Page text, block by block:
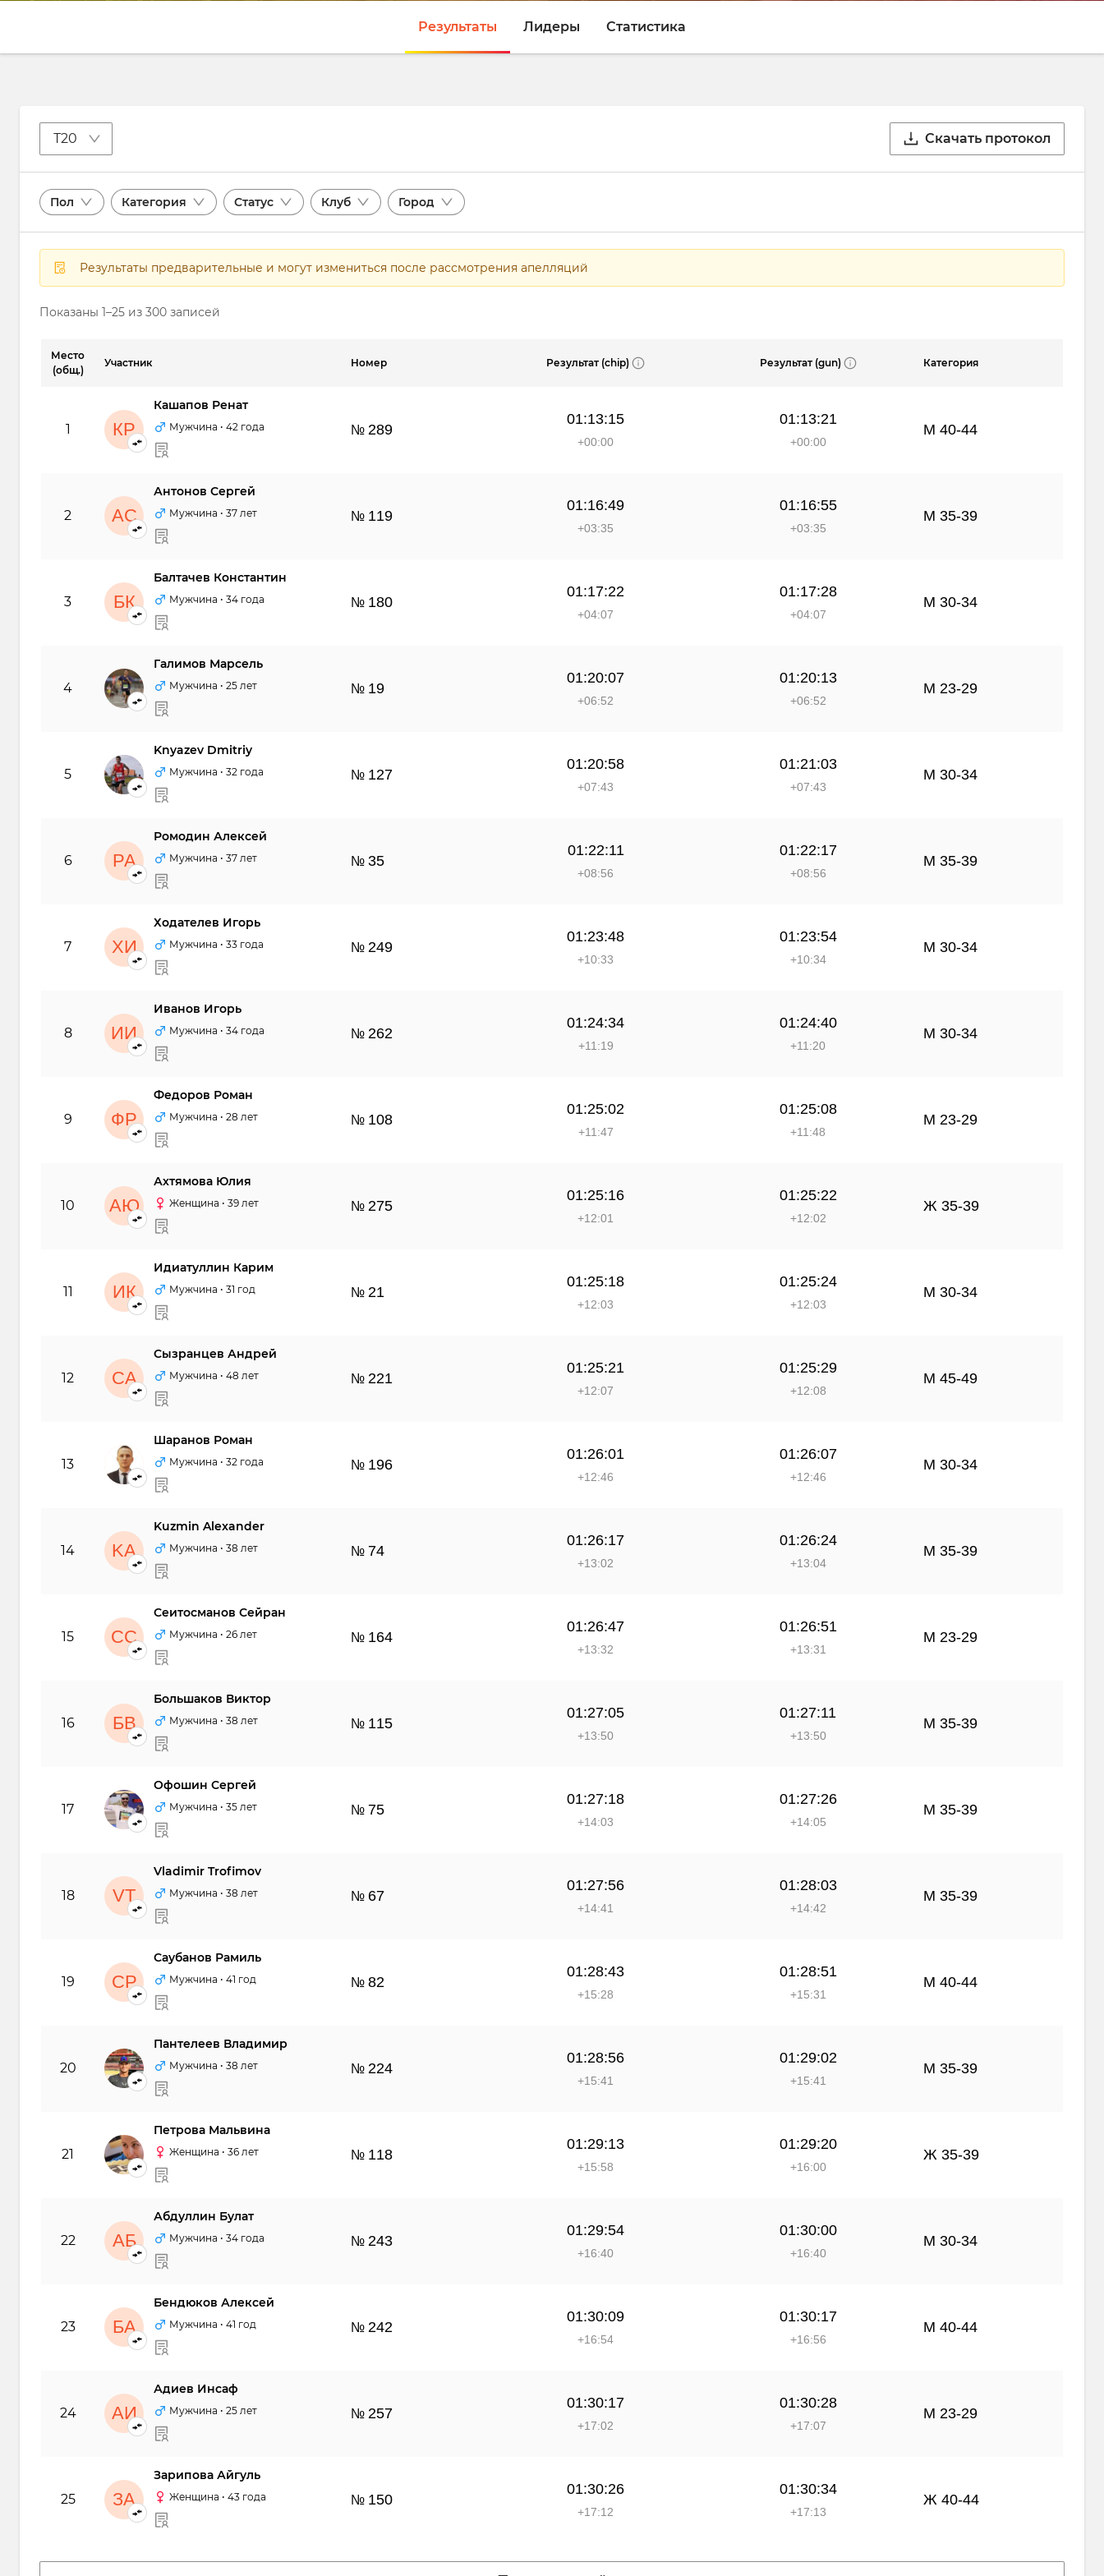
Результаты Лидеры Статистика
T20 Скачать протокол
Пол Категория Статус Клуб Город
Результаты предварительные и могут измениться после рассмотрения апелляций
Показаны 1–25 из 300 записей
Место
(общ.)
Участник Номер Результат (chip) Результат (gun) Категория
1 КР
Кашапов Ренат
Мужчина • 42 года № 289
01:13:15
+00:00
01:13:21
+00:00
М 40-44
2 АС
Антонов Сергей
Мужчина • 37 лет № 119
01:16:49
+03:35
01:16:55
+03:35
М 35-39
3 БК
Балтачев Константин
Мужчина • 34 года № 180
01:17:22
+04:07
01:17:28
+04:07
М 30-34
4 ГМ
Галимов Марсель
Мужчина • 25 лет № 19
01:20:07
+06:52
01:20:13
+06:52
М 23-29
5 KD
Knyazev Dmitriy
Мужчина • 32 года № 127
01:20:58
+07:43
01:21:03
+07:43
М 30-34
6 РА
Ромодин Алексей
Мужчина • 37 лет № 35
01:22:11
+08:56
01:22:17
+08:56
М 35-39
7 ХИ
Ходателев Игорь
Мужчина • 33 года № 249
01:23:48
+10:33
01:23:54
+10:34
М 30-34
8 ИИ
Иванов Игорь
Мужчина • 34 года № 262
01:24:34
+11:19
01:24:40
+11:20
М 30-34
9 ФР
Федоров Роман
Мужчина • 28 лет № 108
01:25:02
+11:47
01:25:08
+11:48
М 23-29
10 АЮ
Ахтямова Юлия
Женщина • 39 лет № 275
01:25:16
+12:01
01:25:22
+12:02
Ж 35-39
11 ИК
Идиатуллин Карим
Мужчина • 31 год № 21
01:25:18
+12:03
01:25:24
+12:03
М 30-34
12 СА
Сызранцев Андрей
Мужчина • 48 лет № 221
01:25:21
+12:07
01:25:29
+12:08
М 45-49
13 ШР
Шаранов Роман
Мужчина • 32 года № 196
01:26:01
+12:46
01:26:07
+12:46
М 30-34
14 KA
Kuzmin Alexander
Мужчина • 38 лет № 74
01:26:17
+13:02
01:26:24
+13:04
М 35-39
15 СС
Сеитосманов Сейран
Мужчина • 26 лет № 164
01:26:47
+13:32
01:26:51
+13:31
М 23-29
16 БВ
Большаков Виктор
Мужчина • 38 лет № 115
01:27:05
+13:50
01:27:11
+13:50
М 35-39
17 ОС
Офошин Сергей
Мужчина • 35 лет № 75
01:27:18
+14:03
01:27:26
+14:05
М 35-39
18 VT
Vladimir Trofimov
Мужчина • 38 лет № 67
01:27:56
+14:41
01:28:03
+14:42
М 35-39
19 СР
Саубанов Рамиль
Мужчина • 41 год № 82
01:28:43
+15:28
01:28:51
+15:31
М 40-44
20 ПВ
Пантелеев Владимир
Мужчина • 38 лет № 224
01:28:56
+15:41
01:29:02
+15:41
М 35-39
21 ПМ
Петрова Мальвина
Женщина • 36 лет № 118
01:29:13
+15:58
01:29:20
+16:00
Ж 35-39
22 АБ
Абдуллин Булат
Мужчина • 34 года № 243
01:29:54
+16:40
01:30:00
+16:40
М 30-34
23 БА
Бендюков Алексей
Мужчина • 41 год № 242
01:30:09
+16:54
01:30:17
+16:56
М 40-44
24 АИ
Адиев Инсаф
Мужчина • 25 лет № 257
01:30:17
+17:02
01:30:28
+17:07
М 23-29
25 ЗА
Зарипова Айгуль
Женщина • 43 года № 150
01:30:26
+17:12
01:30:34
+17:13
Ж 40-44